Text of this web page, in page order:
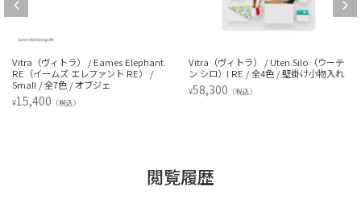
Vitra（ヴィトラ） / Eames Elephant
RE（イームズ エレファント RE） /
Small / 全7色 / オブジェ
¥15,400 （税込）
Vitra（ヴィトラ） / Uten.Silo（ウーテ
ン シロ）l RE / 全4色 / 壁掛け小物入れ
¥58,300 （税込）
閲覧履歴